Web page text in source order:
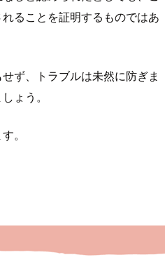
ることを証明するものではあ
ず、トラブルは未然に防ぎま
ょう。
。